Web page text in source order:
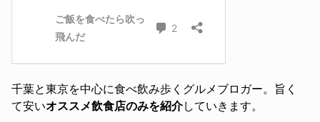
千葉と東京を中心に食べ飲み歩くグルメブロガー。旨く
て安いオススメ飲食店のみを紹介していきます。